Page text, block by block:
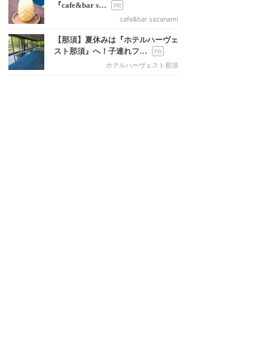
『cafe&bar s…
cafe&bar sazanami
【那須】夏休みは『ホテルハーヴェ
スト那須』へ！子連れフ…
ホテルハーヴェスト那須